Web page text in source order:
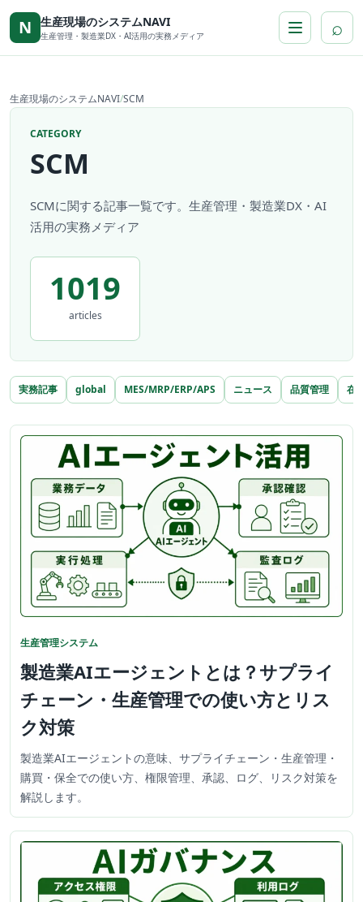
本文へ移動
N 生産現場のシステムNAVI
生産管理・製造業DX・AI活用の実務メディア ⌕
生産現場のシステムNAVI/SCM
CATEGORY
SCM
SCMに関する記事一覧です。生産管理・製造業DX・AI
活用の実務メディア
1019
articles
実務記事 global MES/MRP/ERP/APS ニュース 品質管理 在
生産管理システム
製造業AIエージェントとは？サプライ
チェーン・生産管理での使い方とリス
ク対策
製造業AIエージェントの意味、サプライチェーン・生産管理・
購買・保全での使い方、権限管理、承認、ログ、リスク対策を
解説します。